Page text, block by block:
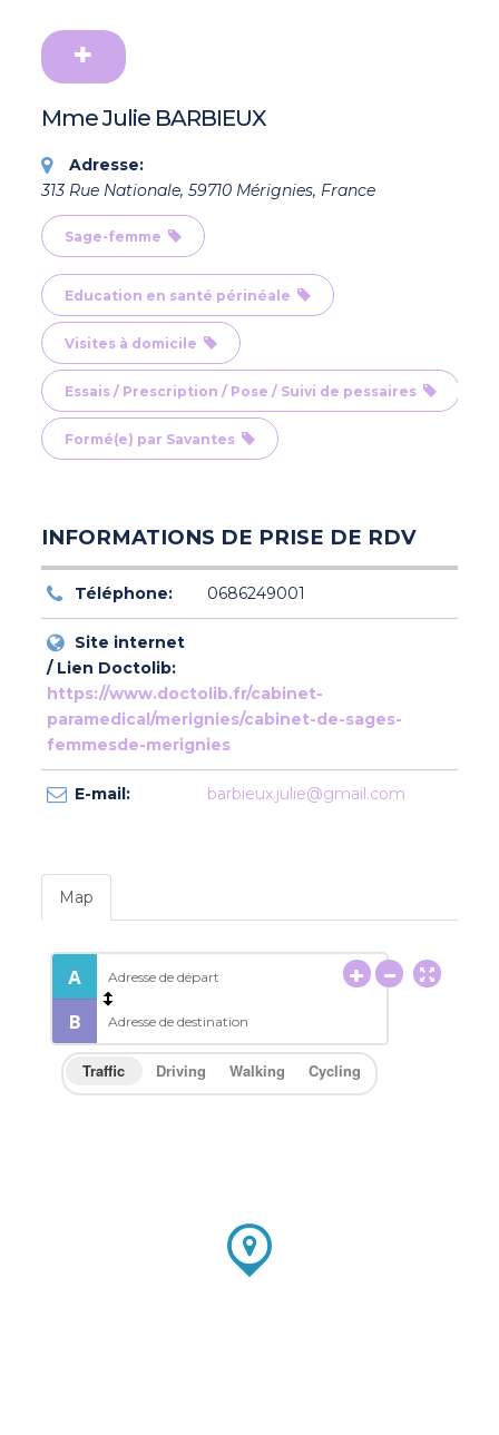
Mme Julie BARBIEUX
Adresse:
313 Rue Nationale, 59710 Mérignies, France
Sage-femme
Education en santé périnéale
Visites à domicile
Essais / Prescription / Pose / Suivi de pessaires
Formé(e) par Savantes
INFORMATIONS DE PRISE DE RDV
Téléphone: 0686249001
Site internet
/ Lien Doctolib:
https://www.doctolib.fr/cabinet-
paramedical/merignies/cabinet-de-sages-
femmesde-merignies
E-mail: barbieux.julie@gmail.com
Map
Traffic Driving Walking Cycling